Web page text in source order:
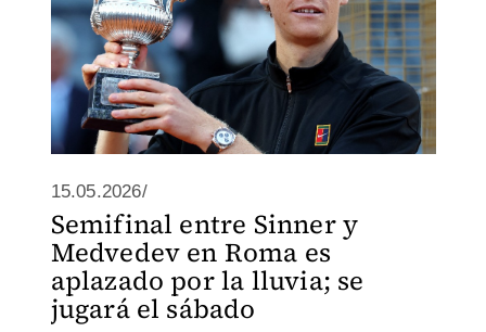
15.05.2026/
Semifinal entre Sinner y
Medvedev en Roma es
aplazado por la lluvia; se
jugará el sábado